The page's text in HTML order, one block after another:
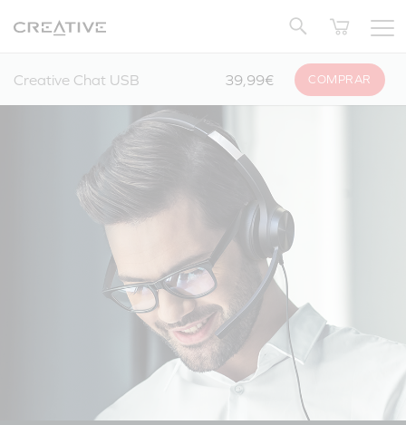
Creative Chat USB 39,99€ COMPRAR
Volver arriba